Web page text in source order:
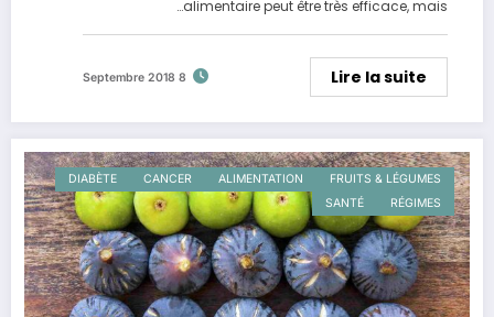
alimentaire peut être très efficace, mais…
Lire la suite
8 Septembre 2018
FRUITS & LÉGUMES
ALIMENTATION
CANCER
DIABÈTE
RÉGIMES
SANTÉ